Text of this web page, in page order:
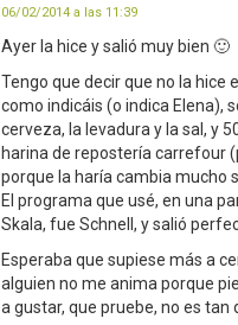
06/02/2014 a las 11:39
Ayer la hice y salió muy bien 🙂
Tengo que decir que no la hice
como indicáis (o indica Elena),
cerveza, la levadura y la sal, y
harina de repostería carrefour
porque la haría cambia mucho
El programa que usé, en una
Skala, fue Schnell, y salió
Esperaba que supiese más a
alguien no me anima porque
a gustar, que pruebe, no es tan